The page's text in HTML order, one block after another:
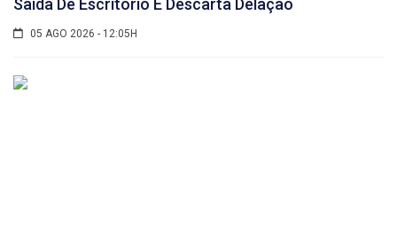
Saída De Escritório E Descarta Delação
05 AGO 2026 - 12:05H